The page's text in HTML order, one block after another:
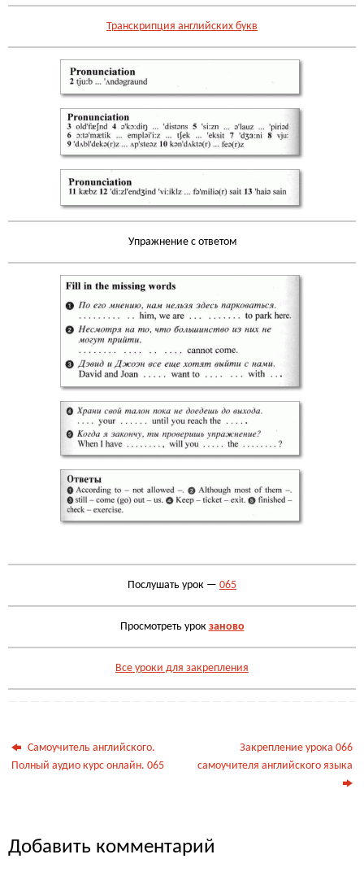
Транскрипция английских букв
Упражнение с ответом
Послушать урок — 065
Просмотреть урок заново
Все уроки для закрепления
Самоучитель английского.
Полный аудио курс онлайн. 065
Закрепление урока 066
самоучителя английского языка
Добавить комментарий